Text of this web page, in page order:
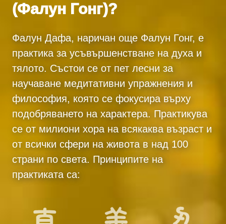
(Фалун Гонг)?
Фалун Дафа, наричан още Фалун Гонг, е
практика за усъвършенстване на духа и
тялото. Състои се от пет лесни за
научаване медитативни упражнения и
философия, която се фокусира върху
подобряването на характера. Практикува
се от милиони хора на всякаква възраст и
от всички сфери на живота в над 100
страни по света. Принципите на
практиката са: